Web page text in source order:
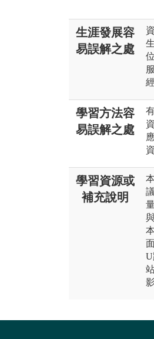
生涯發展容
易誤解之處
學習方法容
易誤解之處
學習資源或
補充說明